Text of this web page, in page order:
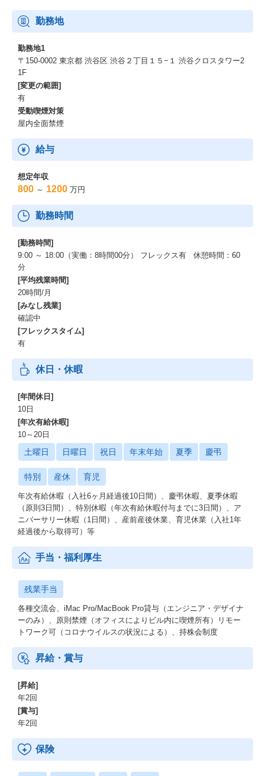
勤務地
勤務地1
〒150-0002 東京都 渋谷区 渋谷２丁目１５−１ 渋谷クロスタワー2
1F
[変更の範囲]
有
受動喫煙対策
屋内全面禁煙
給与
想定年収
800 ～ 1200 万円
勤務時間
[勤務時間]
9:00 ～ 18:00（実働：8時間00分） フレックス有 休憩時間：60
分
[平均残業時間]
20時間/月
[みなし残業]
確認中
[フレックスタイム]
有
休日・休暇
[年間休日]
10日
[年次有給休暇]
10～20日
土曜日 日曜日 祝日 年末年始 夏季 慶弔
特別 産休 育児
年次有給休暇（入社6ヶ月経過後10日間）、慶弔休暇、夏季休暇
（原則3日間）、特別休暇（年次有給休暇付与までに3日間）、ア
ニバーサリー休暇（1日間）、産前産後休業、育児休業（入社1年
経過後から取得可）等
手当・福利厚生
残業手当
各種交流会、iMac Pro/MacBook Pro貸与（エンジニア・デザイナ
ーのみ）、原則禁煙（オフィスによりビル内に喫煙所有）リモー
トワーク可（コロナウイルスの状況による）、持株会制度
昇給・賞与
[昇給]
年2回
[賞与]
年2回
保険